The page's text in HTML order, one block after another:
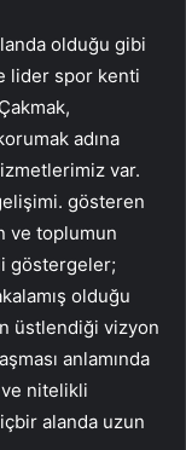
olduğu gibi
lider spor kenti
adına
var.
gösteren
ve toplumun
göstergeler;
olduğu
üstlendiği vizyon
anlamında
ve nitelikli
alanda uzun